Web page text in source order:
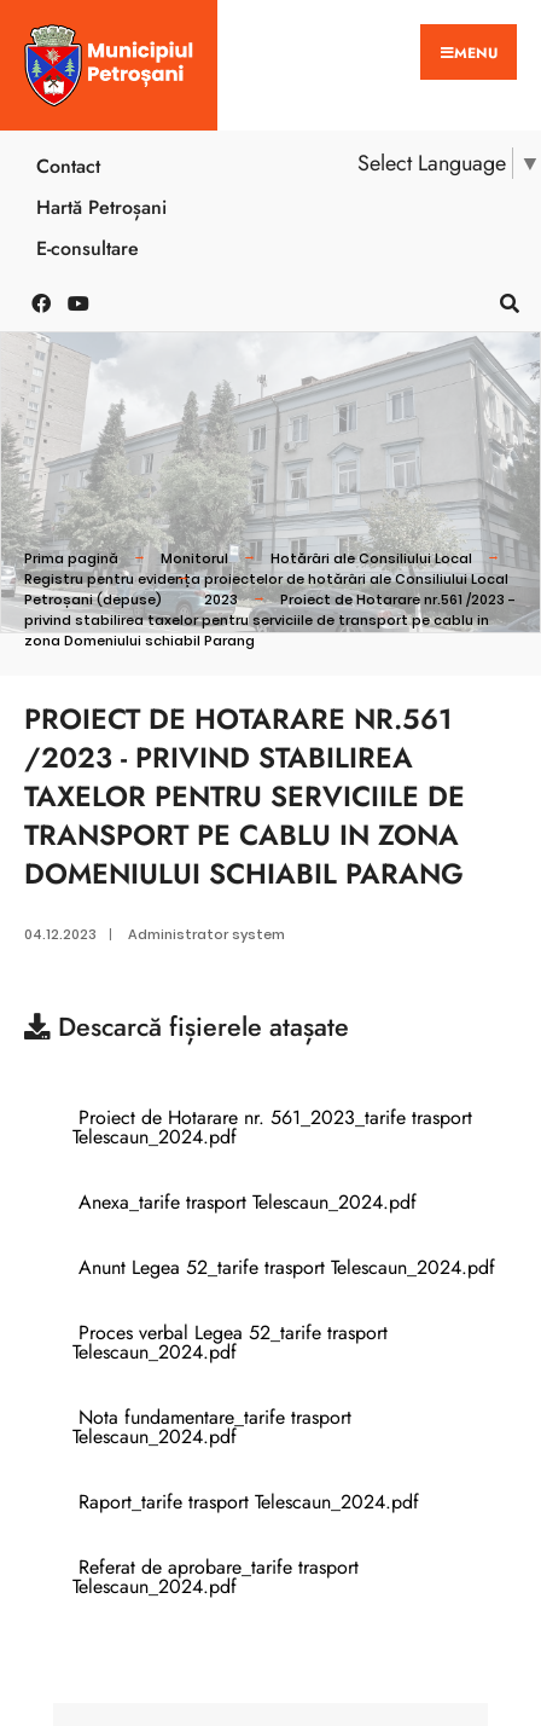
MENU
Select Language ▼
Contact
Hartă Petroșani
E-consultare
Prima pagină Monitorul
Hotărâri ale Consiliului Local
Registru pentru evidența proiectelor de hotărâri ale Consiliului Local
Petroșani (depuse)
2023
Proiect de Hotarare nr.561 /2023 -
privind stabilirea taxelor pentru serviciile de transport pe cablu in
zona Domeniului schiabil Parang
PROIECT DE HOTARARE NR.561
/2023 - PRIVIND STABILIREA
TAXELOR PENTRU SERVICIILE DE
TRANSPORT PE CABLU IN ZONA
DOMENIULUI SCHIABIL PARANG
04.12.2023 | Administrator system
Descarcă fișierele atașate
Proiect de Hotarare nr. 561_2023_tarife trasport
Telescaun_2024.pdf
Anexa_tarife trasport Telescaun_2024.pdf
Anunt Legea 52_tarife trasport Telescaun_2024.pdf
Proces verbal Legea 52_tarife trasport
Telescaun_2024.pdf
Nota fundamentare_tarife trasport
Telescaun_2024.pdf
Raport_tarife trasport Telescaun_2024.pdf
Referat de aprobare_tarife trasport
Telescaun_2024.pdf